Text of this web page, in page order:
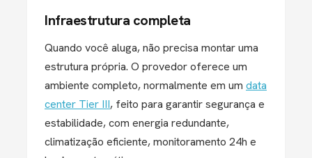
Infraestrutura completa
Quando você aluga, não precisa montar uma
estrutura própria. O provedor oferece um
ambiente completo, normalmente em um data
center Tier III, feito para garantir segurança e
estabilidade, com energia redundante,
climatização eficiente, monitoramento 24h e